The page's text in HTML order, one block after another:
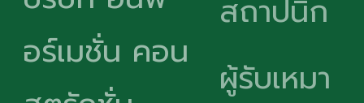
อร์เมชั่น คอน
สถาปนิก
ผู้รับเหมา